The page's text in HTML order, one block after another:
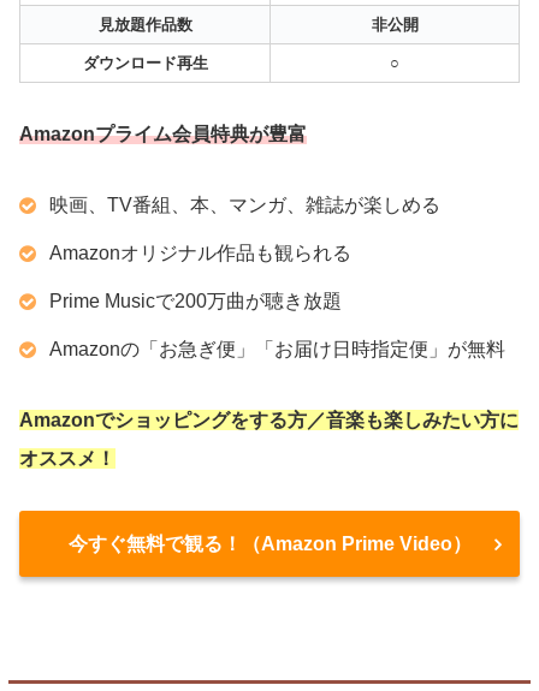
見放題作品数 非公開
ダウンロード再生 ○
Amazonプライム会員特典が豊富
映画、TV番組、本、マンガ、雑誌が楽しめる
Amazonオリジナル作品も観られる
Prime Musicで200万曲が聴き放題
Amazonの「お急ぎ便」「お届け日時指定便」が無料
Amazonでショッピングをする方／音楽も楽しみたい方に
オススメ！
今すぐ無料で観る！（Amazon Prime Video）